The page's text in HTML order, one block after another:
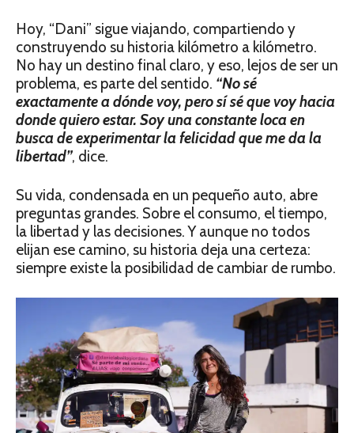
Hoy, “Dani” sigue viajando, compartiendo y
construyendo su historia kilómetro a kilómetro.
No hay un destino final claro, y eso, lejos de ser un
problema, es parte del sentido. “No sé
exactamente a dónde voy, pero sí sé que voy hacia
donde quiero estar. Soy una constante loca en
busca de experimentar la felicidad que me da la
libertad”, dice.
Su vida, condensada en un pequeño auto, abre
preguntas grandes. Sobre el consumo, el tiempo,
la libertad y las decisiones. Y aunque no todos
elijan ese camino, su historia deja una certeza:
siempre existe la posibilidad de cambiar de rumbo.